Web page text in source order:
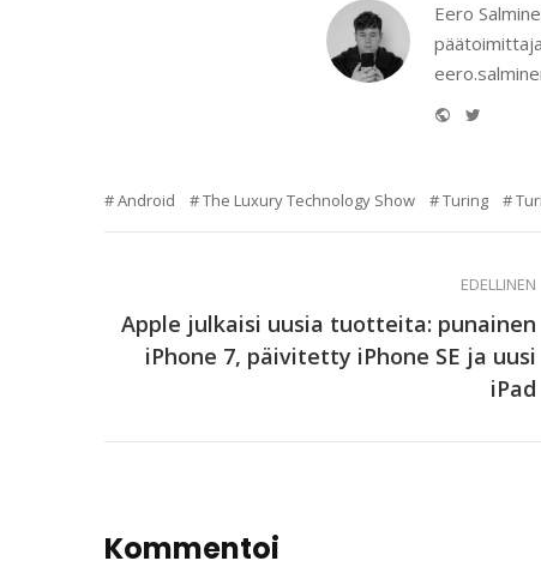
Eero
Website
Android The Luxury Technology Show Turing
EDELLINEN
Apple julkaisi uusia tuotteita: punainen
iPhone 7, päivitetty iPhone SE ja uusi
iPad
Kommentoi